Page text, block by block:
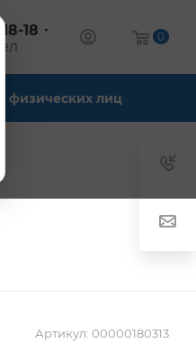
18
0
физических лиц
Артикул: 00000180313